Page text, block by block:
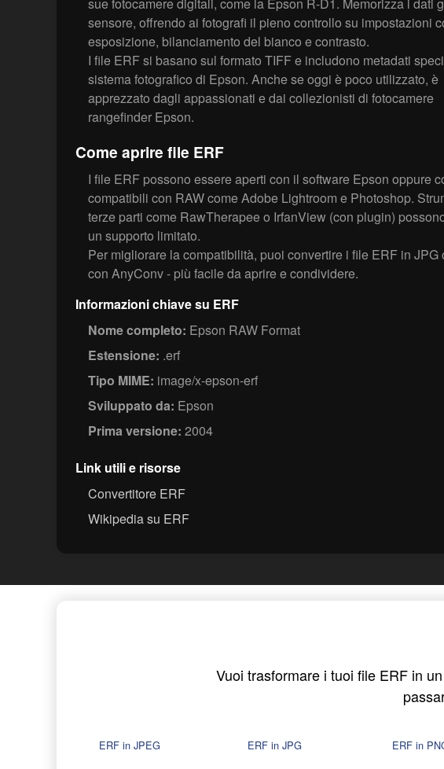
sensore, offrendo ai fotografi il pieno controllo su impostazioni
esposizione, bilanciamento del bianco e contrasto.
I file ERF si basano sul formato TIFF e includono metadati
sistema fotografico di Epson. Anche se oggi è poco utilizzato, è
apprezzato dagli appassionati e dai collezionisti di fotocamere
rangefinder Epson.
Come aprire file ERF
I file ERF possono essere aperti con il software Epson oppure
compatibili con RAW come Adobe Lightroom e Photoshop.
terze parti come RawTherapee o IrfanView (con plugin)
un supporto limitato.
Per migliorare la compatibilità, puoi convertire i file ERF in JPG
con AnyConv - più facile da aprire e condividere.
Informazioni chiave su ERF
Nome completo: Epson RAW Format
Estensione: .erf
Tipo MIME: image/x-epson-erf
Sviluppato da: Epson
Prima versione: 2004
Link utili e risorse
Convertitore ERF
Wikipedia su ERF
Vuoi trasformare i tuoi file ERF in
ERF in JPEG ERF in JPG ERF in